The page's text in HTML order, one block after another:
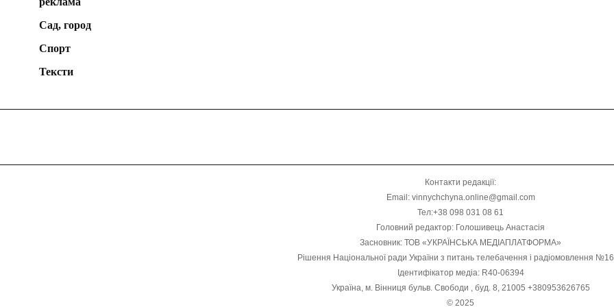
Сад, город
Спорт
Тексти
Контакти редакції:
Email: vinnychchyna.online@gmail.com
Тел:+38 098 031 08 61
Головний редактор: Голошивець Анастасія
Засновник: ТОВ «УКРАЇНСЬКА МЕДІАПЛАТФОРМА»
Рішення Національної ради України з питань телебачення і радіомовлення
Ідентифікатор медіа: R40-06394
Україна, м. Вінниця бульв. Свободи , буд. 8, 21005 +380953626765
© 2025